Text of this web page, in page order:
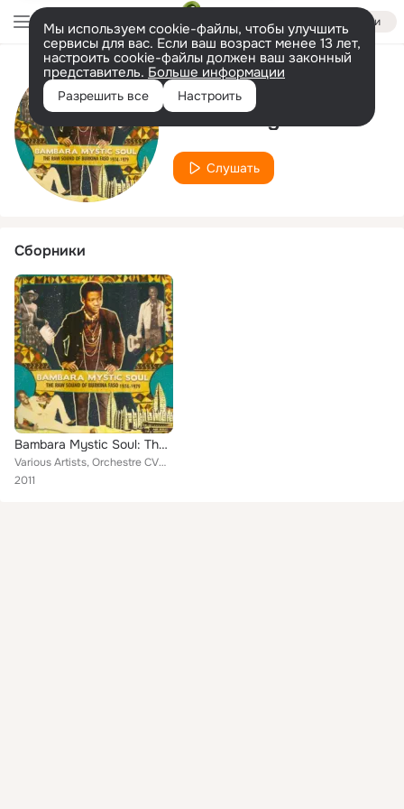
Войти
Мы используем cookie-файлы, чтобы улучшить
сервисы для вас. Если ваш возраст менее 13 лет,
настроить cookie-файлы должен ваш законный
представитель. Больше информации
Разрешить все Настроить
Исполнитель
Mamo Lagbema
Слушать
Сборники
Bambara Mystic Soul: The Raw Sound of Burkina Faso 1974-1979 (Analog Africa No. 10)
Various Artists, Orchestre CVD, Sandwidi Pierre, Abdoulaye Cisse, Mangue Konde, Afro Soul System, Coulibaly Tidiani, Traoré Seyd...
2011